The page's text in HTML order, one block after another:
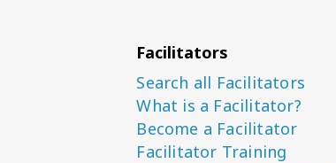
Facilitators
Search all Facilitators
What is a Facilitator?
Become a Facilitator
Facilitator Training